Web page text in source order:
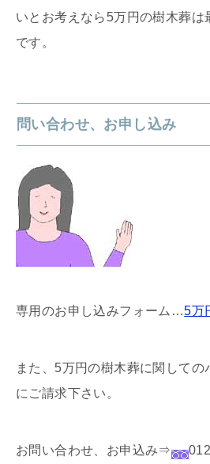
いとお考えなら5万円の樹木葬は
です。
問い合わせ、お申し込み
専用のお申し込みフォーム…5万
また、5万円の樹木葬に関しての
にご請求下さい。
お問い合わせ、お申込み⇒